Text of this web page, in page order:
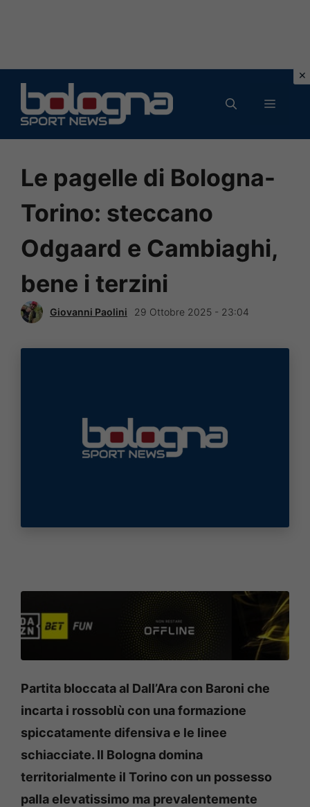
contenuto
MENU
Le pagelle di Bologna-
Torino: steccano
Odgaard e Cambiaghi,
bene i terzini
Giovanni Paolini 29 Ottobre 2025 - 23:04
Partita bloccata al Dall’Ara con Baroni che
incarta i rossoblù con una formazione
spiccatamente difensiva e le linee
schiacciate. Il Bologna domina
territorialmente il Torino con un possesso
palla elevatissimo ma prevalentemente